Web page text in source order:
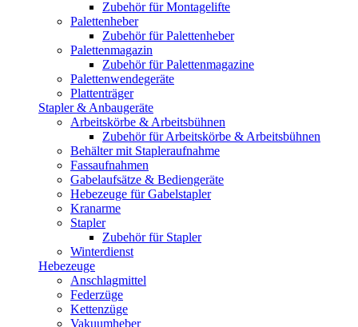
Zubehör für Montagelifte
Palettenheber
Zubehör für Palettenheber
Palettenmagazin
Zubehör für Palettenmagazine
Palettenwendegeräte
Plattenträger
Stapler & Anbaugeräte
Arbeitskörbe & Arbeitsbühnen
Zubehör für Arbeitskörbe & Arbeitsbühnen
Behälter mit Stapleraufnahme
Fassaufnahmen
Gabelaufsätze & Bediengeräte
Hebezeuge für Gabelstapler
Kranarme
Stapler
Zubehör für Stapler
Winterdienst
Hebezeuge
Anschlagmittel
Federzüge
Kettenzüge
Vakuumheber